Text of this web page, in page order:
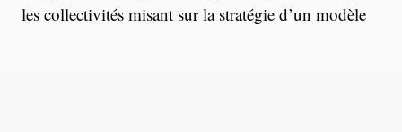
les collectivités misant sur la stratégie d’un modèle